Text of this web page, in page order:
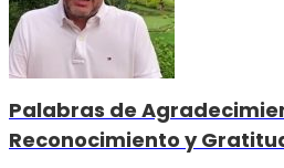
Palabras de
Reconocimiento y